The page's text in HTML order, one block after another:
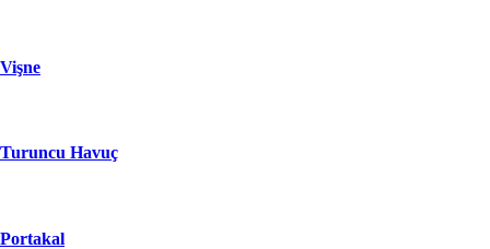
Vişne
Turuncu Havuç
Portakal